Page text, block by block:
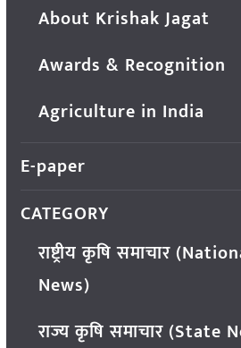
About Krishak Jagat
Awards & Recognition
Agriculture in India
E-paper
CATEGORY
राष्ट्रीय कृषि समाचार
News)
राज्य कृषि समाचार (State